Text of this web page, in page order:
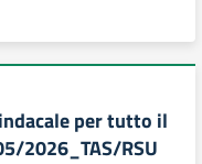
per tutto il
2026_TAS/RSU